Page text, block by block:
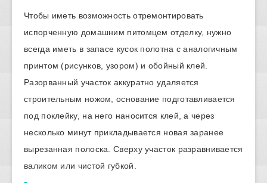
Чтобы иметь возможность отремонтировать
испорченную домашним питомцем отделку, нужно
всегда иметь в запасе кусок полотна с аналогичным
принтом (рисунков, узором) и обойный клей.
Разорванный участок аккуратно удаляется
строительным ножом, основание подготавливается
под поклейку, на него наносится клей, а через
несколько минут прикладывается новая заранее
вырезанная полоска. Сверху участок разравнивается
валиком или чистой губкой.